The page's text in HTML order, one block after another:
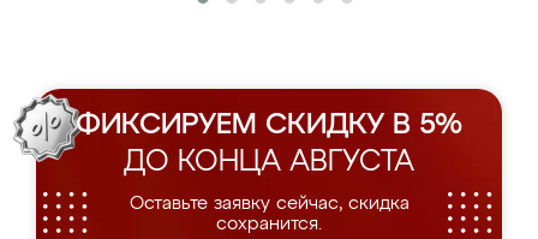
ФИКСИРУЕМ СКИДКУ В 5%
ДО КОНЦА АВГУСТА
Оставьте заявку сейчас, скидка
сохранится.